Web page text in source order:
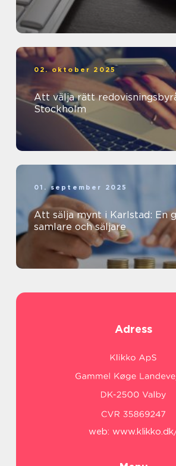
02. oktober 2025
Att välja rätt
Stockholm
01. september 2025
Att sälja mynt i Karlstad: En
samlare och säljare
Adress
web: